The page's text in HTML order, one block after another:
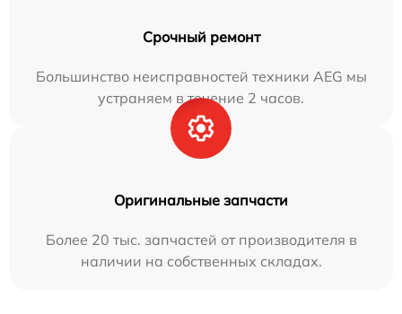
Срочный ремонт
Большинство неисправностей техники AEG мы
устраняем в течение 2 часов.
Оригинальные запчасти
Более 20 тыс. запчастей от производителя в
наличии на собственных складах.